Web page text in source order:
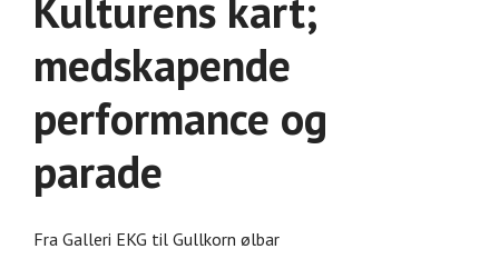
medskapende
performance og
parade
Fra Galleri EKG til Gullkorn ølbar